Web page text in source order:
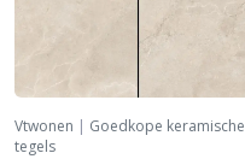
Vtwonen | Goedkope keramische
tegels